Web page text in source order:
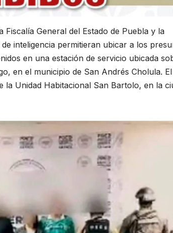
General del Estado de Puebla y la
inteligencia permitieran ubicar a los
en una estación de servicio ubicada
en el municipio de San Andrés Cholula. El
Unidad Habitacional San Bartolo, en la